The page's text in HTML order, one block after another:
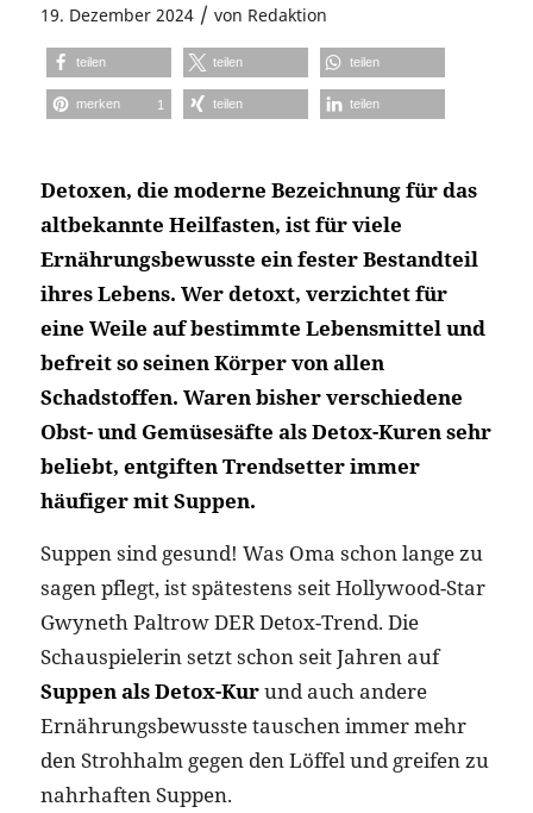
19. Dezember 2024 / von Redaktion
teilen teilen teilen
merken 1 teilen teilen
Detoxen, die moderne Bezeichnung für das
altbekannte Heilfasten, ist für viele
Ernährungsbewusste ein fester Bestandteil
ihres Lebens. Wer detoxt, verzichtet für
eine Weile auf bestimmte Lebensmittel und
befreit so seinen Körper von allen
Schadstoffen. Waren bisher verschiedene
Obst- und Gemüsesäfte als Detox-Kuren sehr
beliebt, entgiften Trendsetter immer
häufiger mit Suppen.
Suppen sind gesund! Was Oma schon lange zu
sagen pflegt, ist spätestens seit Hollywood-Star
Gwyneth Paltrow DER Detox-Trend. Die
Schauspielerin setzt schon seit Jahren auf
Suppen als Detox-Kurund auch andere
Ernährungsbewusste tauschen immer mehr
den Strohhalm gegen den Löffel und greifen zu
nahrhaften Suppen.